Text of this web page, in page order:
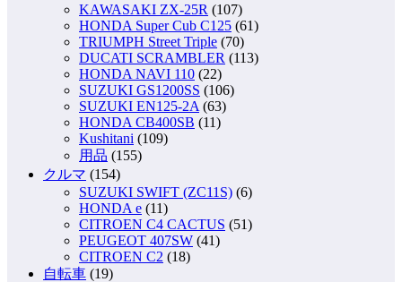
KAWASAKI ZX-25R (107)
HONDA Super Cub C125 (61)
TRIUMPH Street Triple (70)
DUCATI SCRAMBLER (113)
HONDA NAVI 110 (22)
SUZUKI GS1200SS (106)
SUZUKI EN125-2A (63)
HONDA CB400SB (11)
Kushitani (109)
用品 (155)
クルマ (154)
SUZUKI SWIFT (ZC11S) (6)
HONDA e (11)
CITROEN C4 CACTUS (51)
PEUGEOT 407SW (41)
CITROEN C2 (18)
自転車 (19)